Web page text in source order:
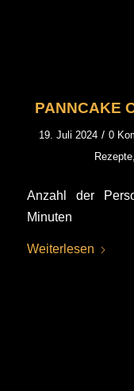
PANNCAKE
19. Juli 2024 / 0
Rezepte,
Anzahl der
Minuten
Weiterlesen